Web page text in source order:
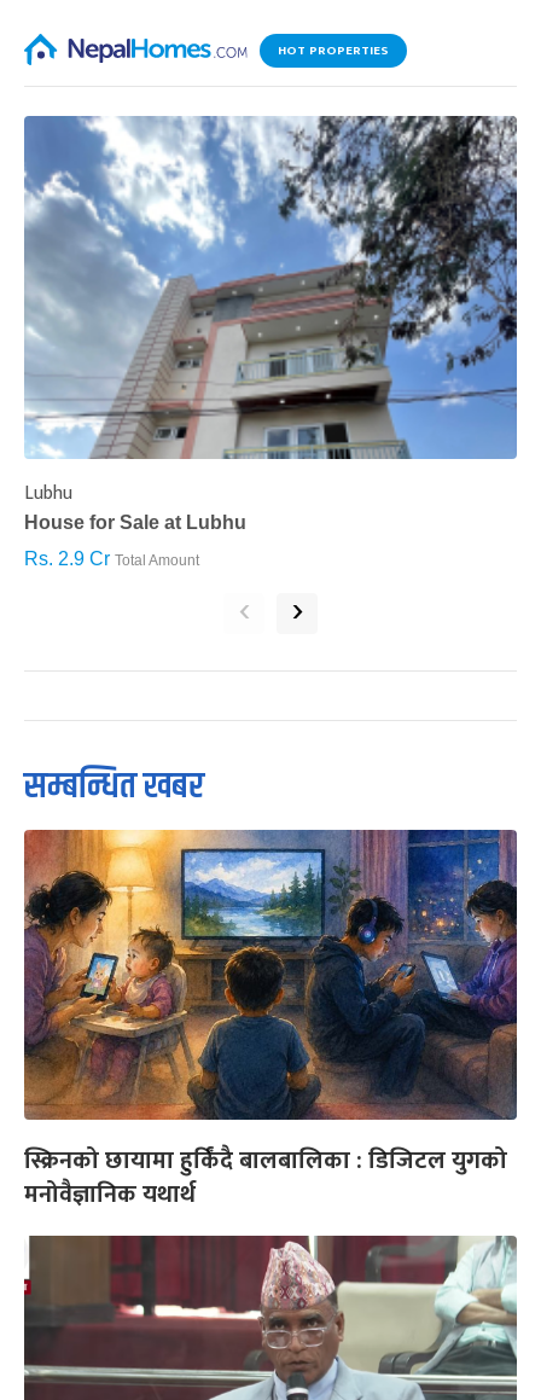
HOT PROPERTIES
Lubhu
House for Sale at Lubhu
Rs. 2.9 Cr Total Amount
‹ ›
सम्बन्धित खबर
स्क्रिनको छायामा हुर्किंदै बालबालिका : डिजिटल युगको
मनोवैज्ञानिक यथार्थ